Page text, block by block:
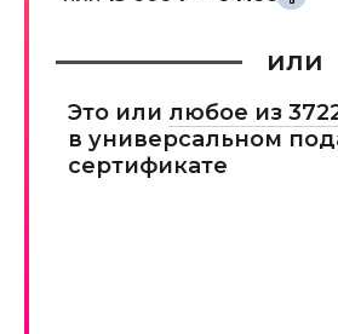
или
Это или любое из
в универсальном
сертификате